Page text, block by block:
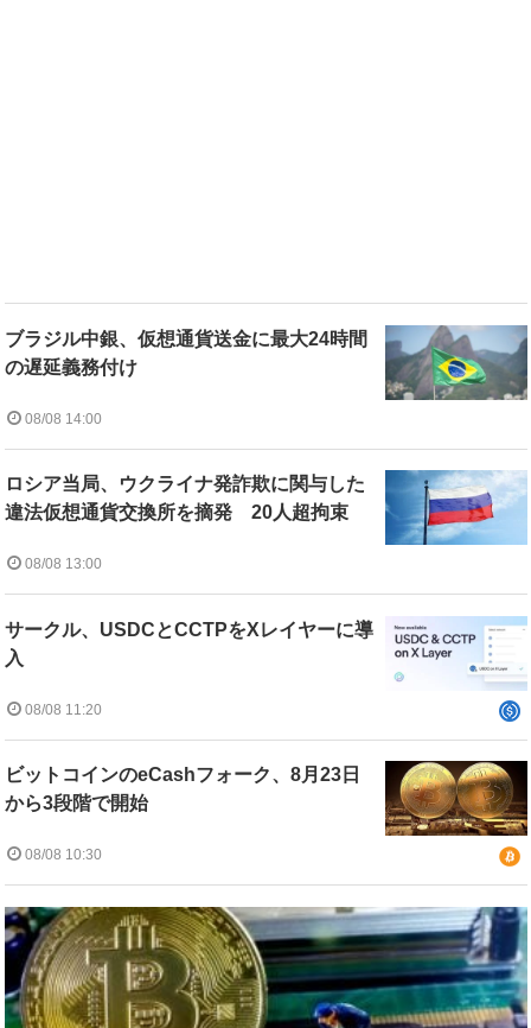
ブラジル中銀、仮想通貨送金に最大24時間
の遅延義務付け
08/08 14:00
ロシア当局、ウクライナ発詐欺に関与した
違法仮想通貨交換所を摘発 20人超拘束
08/08 13:00
サークル、USDCとCCTPをXレイヤーに導
入
08/08 11:20
ビットコインのeCashフォーク、8月23日
から3段階で開始
08/08 10:30